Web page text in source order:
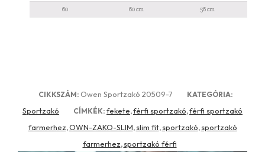
60 60 cm 56 cm
CIKKSZÁM: Owen Sportzakó 20509-7 KATEGÓRIA:
Sportzakó CÍMKÉK: fekete,férfi sportzakó,férfi sportzakó
farmerhez,OWN-ZAKO-SLIM, slim fit, sportzakó, sportzakó
farmerhez, sportzakó férfi